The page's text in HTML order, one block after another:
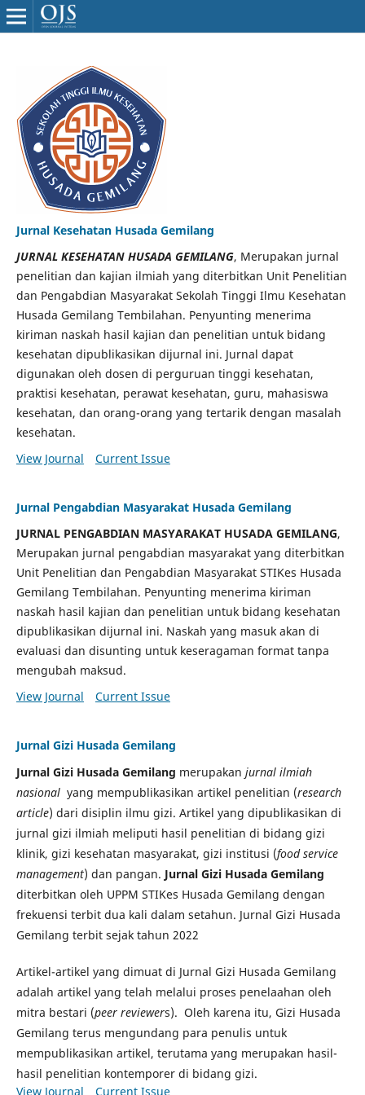
Jurnal Kesehatan Husada Gemilang
JURNAL KESEHATAN HUSADA GEMILANG, Merupakan jurnal
penelitian dan kajian ilmiah yang diterbitkan Unit Penelitian
dan Pengabdian Masyarakat Sekolah Tinggi Ilmu Kesehatan
Husada Gemilang Tembilahan. Penyunting menerima
kiriman naskah hasil kajian dan penelitian untuk bidang
kesehatan dipublikasikan dijurnal ini. Jurnal dapat
digunakan oleh dosen di perguruan tinggi kesehatan,
praktisi kesehatan, perawat kesehatan, guru, mahasiswa
kesehatan, dan orang-orang yang tertarik dengan masalah
kesehatan.
View Journal
Current Issue
Jurnal Pengabdian Masyarakat Husada Gemilang
JURNAL PENGABDIAN MASYARAKAT HUSADA GEMILANG,
Merupakan jurnal pengabdian masyarakat yang diterbitkan
Unit Penelitian dan Pengabdian Masyarakat STIKes Husada
Gemilang Tembilahan. Penyunting menerima kiriman
naskah hasil kajian dan penelitian untuk bidang kesehatan
dipublikasikan dijurnal ini. Naskah yang masuk akan di
evaluasi dan disunting untuk keseragaman format tanpa
mengubah maksud.
View Journal
Current Issue
Jurnal Gizi Husada Gemilang
Jurnal Gizi Husada Gemilang merupakan jurnal ilmiah
nasionalyang mempublikasikan artikel penelitian (research
article) dari disiplin ilmu gizi. Artikel yang dipublikasikan di
jurnal gizi ilmiah meliputi hasil penelitian di bidang gizi
klinik, gizi kesehatan masyarakat, gizi institusi (food service
management) dan pangan. Jurnal Gizi Husada Gemilang
diterbitkan oleh UPPM STIKes Husada Gemilang dengan
frekuensi terbit dua kali dalam setahun. Jurnal Gizi Husada
Gemilang terbit sejak tahun 2022
Artikel-artikel yang dimuat di Jurnal Gizi Husada Gemilang
adalah artikel yang telah melalui proses penelaahan oleh
mitra bestari (peer reviewers). Oleh karena itu, Gizi Husada
Gemilang terus mengundang para penulis untuk
mempublikasikan artikel, terutama yang merupakan hasil-
hasil penelitian kontemporer di bidang gizi.
View Journal
Current Issue